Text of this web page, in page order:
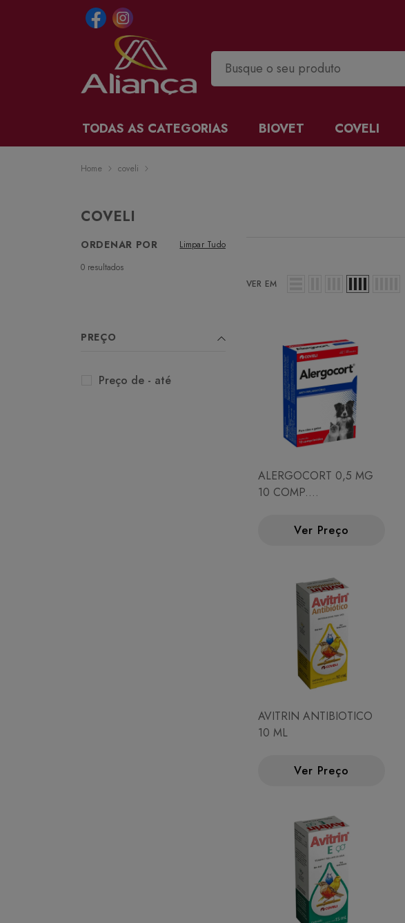
TODAS AS CATEGORIAS BIOVET COVELI
Home coveli
COVELI
ORDENAR POR
Limpar Tudo
0 resultados
PREÇO
Preço de - até
VER EM
ALERGOCORT 0,5 MG
10 COMP.
Ver Preço
AVITRIN ANTIBIOTICO
10 ML
Ver Preço